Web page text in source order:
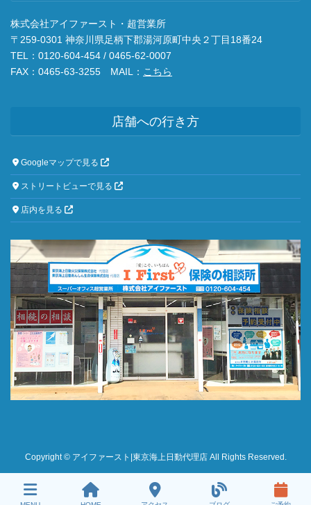
株式会社アイファースト・超営業所
〒259-0301 神奈川県足柄下郡湯河原町中央２丁目18番24
TEL：0120-604-454 / 0465-62-0007
FAX：0465-63-3255 MAIL： こちら
店舗への行き方
Googleマップで見る
ストリートビューで見る
店内を見る
Copyright © アイファースト|東京海上日動代理店 All Rights Reserved.